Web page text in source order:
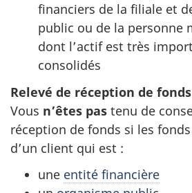
financiers de la filiale et
public ou de la personne
dont l’actif est très
consolidés
Relevé de réception de fonds
Vous n’êtes pas tenu de
réception de fonds si les
d’un client qui est :
une entité financière